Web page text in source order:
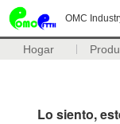
OMC
Hogar
Lo siento,